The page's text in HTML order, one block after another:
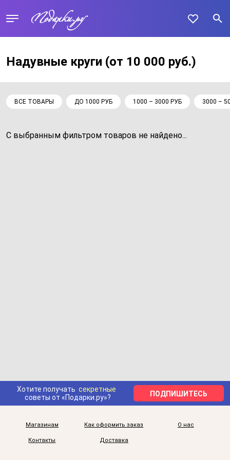
Надувные круги (от 10 000 руб.)
ВСЕ ТОВАРЫ ДО 1000 РУБ 1000 – 3000 РУБ 3000 –
С выбранным фильтром товаров не найдено...
Хотите получать секретные
советы от «Подарки.ру»?
ПОДПИШИТЕСЬ
Магазинам Как оформить заказ О нас
Контакты Доставка